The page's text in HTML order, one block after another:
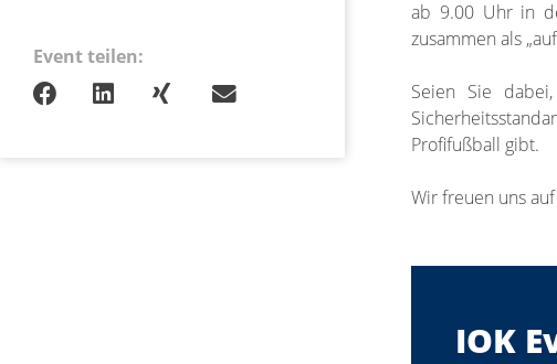
Event teilen:
ab 9.00 Uhr in
zusammen als
Seien Sie
Profifußball gibt.
Wir freuen uns
IOK